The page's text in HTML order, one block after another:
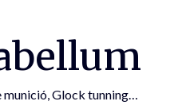
munició, Glock tunning…